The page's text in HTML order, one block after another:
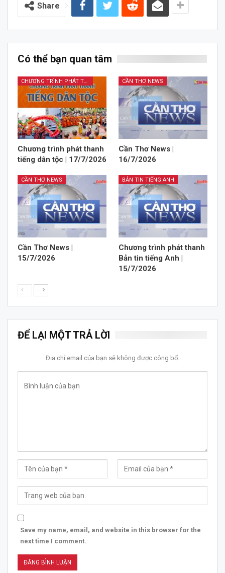
Share
Có thể bạn quan tâm
CHƯƠNG TRÌNH PHÁT THANH TIẾNG DÂN TỘC
Chương trình phát thanh
tiếng dân tộc | 17/7/2026
CẦN THƠ NEWS
Cần Thơ News |
16/7/2026
CẦN THƠ NEWS
Cần Thơ News |
15/7/2026
BẢN TIN TIẾNG ANH
Chương trình phát thanh
Bản tin tiếng Anh |
15/7/2026
-- --
ĐỂ LẠI MỘT TRẢ LỜI
Địa chỉ email của bạn sẽ không được công bố.
Save my name, email, and website in this browser for the
next time I comment.